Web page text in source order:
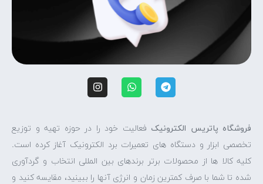
فروشگاه پاتریس الکترونیک فعالیت خود را در حوزه تهیه و توزیع
تخصصی ابزار و دستگاه های تعمیرات برد الکترونیک آغاز کرده است.
کلیه کالا ها از محصولات برتر برندهای بین المللی انتخاب و گردآوری
شده تا شما با صرف کمترین زمان و انرژی آنها را ببینید، مقایسه کنید و